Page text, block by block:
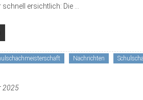
schnell ersichtlich: Die
Nachrichten
2025